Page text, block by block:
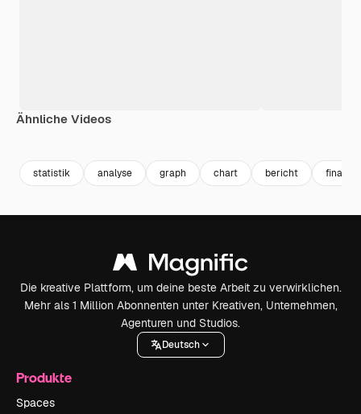
Ähnliche Videos
statistik analyse graph chart bericht finance
Die kreative Plattform, um deine beste Arbeit zu verwirklichen.
Mehr als 1 Million Abonnenten unter Kreativen, Unternehmen,
Agenturen und Studios.
Deutsch
Produkte
Spaces